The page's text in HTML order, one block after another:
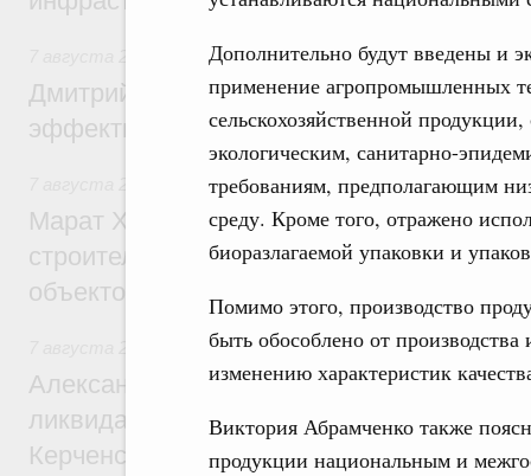
Дополнительно будут введены и
применение агропромышленных
сельскохозяйственной
экологическим, санитарно-
требованиям, предполагающим
среду. Кроме того, отражено
биоразлагаемой упаковки и
Помимо этого, производство
быть обособлено от
изменению характеристик
Виктория Абрамченко также
продукции национальным и
Развитие сельских территорий
Дмитрий Патрушев: Синхронизация
эффективность поддержки сельских
Экономика городов. Городская среда
Марат Хуснуллин: «Единый заказчик»
строительство и реконструкцию более
объектов
Чрезвычайные ситуации и ликвидация их
Александр Козлов провёл заседание
ликвидации последствий чрезвычайной
Керченском проливе